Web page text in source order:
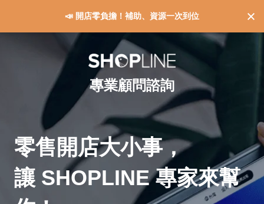
📣 開店零負擔！補助、資源一次到位
專業顧問諮詢
零售開店大小事，
讓 SHOPLINE 專家來幫